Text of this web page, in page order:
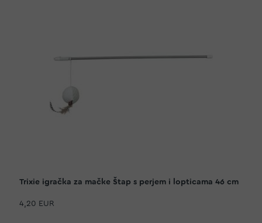
Trixie igračka za mačke Štap s perjem i lopticama 46 cm
4,20 EUR